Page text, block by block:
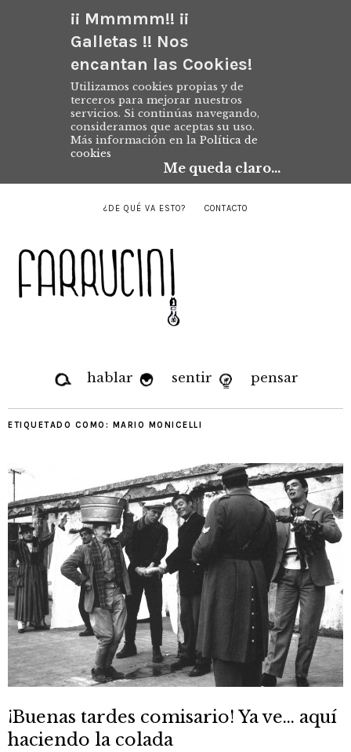
¡¡ Mmmmm!! ¡¡
Galletas !! Nos
encantan las Cookies!
Utilizamos cookies propias y de
terceros para mejorar nuestros
servicios. Si continúas navegando,
consideramos que aceptas su uso.
Más información en la Política de
cookies
Me queda claro...
¿DE QUÉ VA ESTO? CONTACTO
hablar sentir pensar
ETIQUETADO COMO: MARIO MONICELLI
¡Buenas tardes comisario! Ya ve… aquí
haciendo la colada